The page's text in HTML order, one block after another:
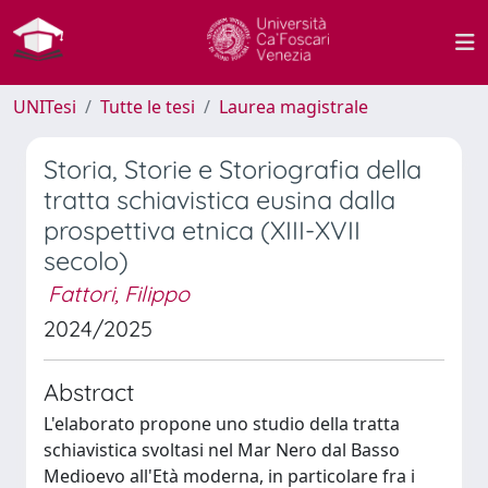
UNITesi Tutte le tesi Laurea magistrale
Storia, Storie e Storiografia della
tratta schiavistica eusina dalla
prospettiva etnica (XIII-XVII
secolo)
Fattori, Filippo
2024/2025
Abstract
L'elaborato propone uno studio della tratta
schiavistica svoltasi nel Mar Nero dal Basso
Medioevo all'Età moderna, in particolare fra i